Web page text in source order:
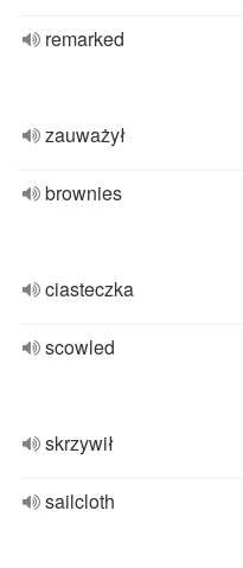
remarked
zauważył
brownies
ciasteczka
scowled
skrzywił
sailcloth